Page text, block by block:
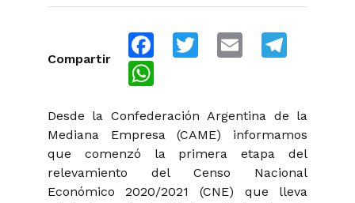
Compartir
FacebookTwitter Email
Desde la Confederación Argentina de la
Mediana Empresa (CAME) informamos
que comenzó la primera etapa del
relevamiento del Censo Nacional
Económico 2020/2021 (CNE) que lleva